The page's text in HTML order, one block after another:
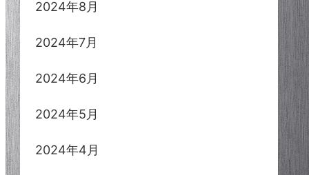
2024年8月
2024年7月
2024年6月
2024年5月
2024年4月